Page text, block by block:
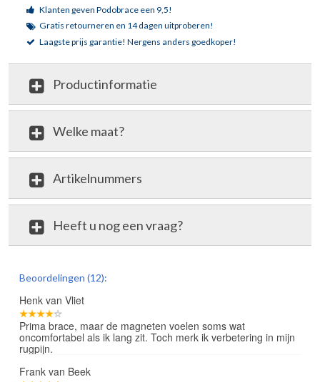
Klanten geven Podobrace een 9,5!
Gratis retourneren en 14 dagen uitproberen!
Laagste prijs garantie! Nergens anders goedkoper!
Productinformatie
Welke maat?
Artikelnummers
Heeft u nog een vraag?
Beoordelingen (12):
Henk van Vliet
Prima brace, maar de magneten voelen soms wat
oncomfortabel als ik lang zit. Toch merk ik verbetering in mijn
rugpijn.
Frank van Beek